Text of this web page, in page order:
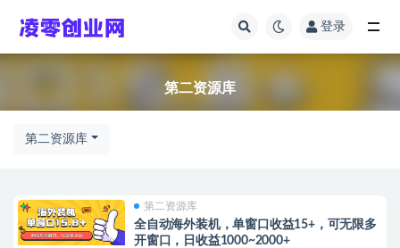
登录
第二资源库
第二资源库
第二资源库
全自动海外装机，单窗口收益15+，可无限多
开窗口，日收益1000~2000+